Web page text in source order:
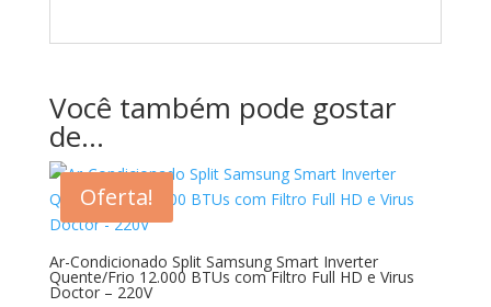
Você também pode gostar
de…
Oferta!
Ar-Condicionado Split Samsung Smart Inverter
Quente/Frio 12.000 BTUs com Filtro Full HD e Virus
Doctor – 220V